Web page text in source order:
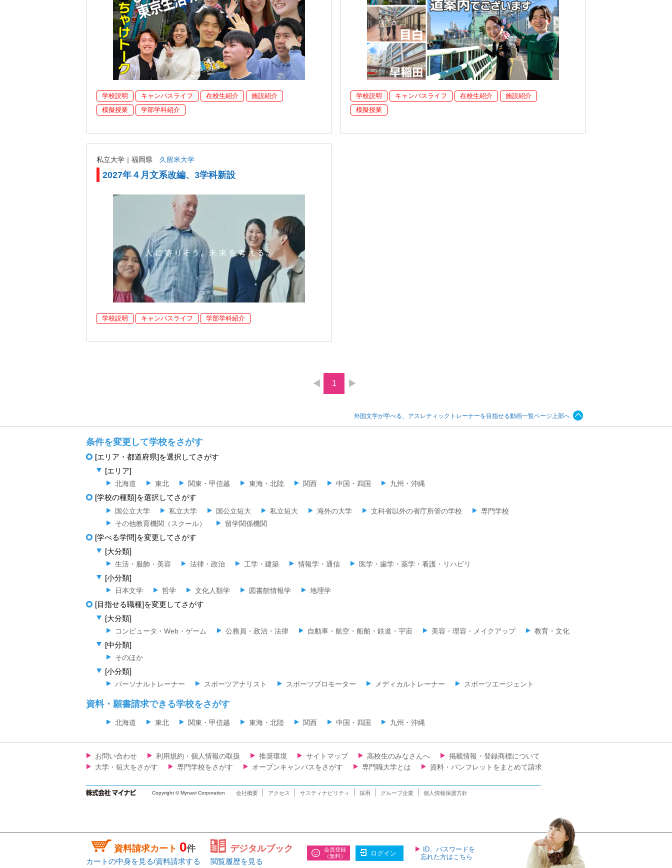
学校説明 キャンパスライフ 在校生紹介
施設紹介
模擬授業
学部学科紹介
学校説明 キャンパスライフ 在校生紹介
施設紹介
模擬授業
私立大学｜福岡県 久留米大学
2027年４月文系改編、3学科新設
学校説明 キャンパスライフ 学部学科紹介
1
外国文学が学べる、アスレティックトレーナーを目指せる動画一覧ページ上部へ
条件を変更して学校をさがす
[エリア・都道府県]を選択してさがす
[エリア]
北海道 東北 関東・甲信越 東海・北陸 関西 中国・四国 九州・沖縄
[学校の種類]を選択してさがす
国公立大学 私立大学 国公立短大 私立短大 海外の大学 文科省以外の省庁所管の学校
専門学校
その他教育機関（スクール）
留学関係機関
[学べる学問]を変更してさがす
[大分類]
生活・服飾・美容 法律・政治 工学・建築 情報学・通信 医学・歯学・薬学・看護・リハビリ
[小分類]
日本文学 哲学 文化人類学 図書館情報学 地理学
[目指せる職種]を変更してさがす
[大分類]
コンピュータ・Web・ゲーム 公務員・政治・法律 自動車・航空・船舶・鉄道・宇宙 美容・理容・メイクアップ 教育・文化
[中分類]
そのほか
[小分類]
パーソナルトレーナー スポーツアナリスト スポーツプロモーター メディカルトレーナー スポーツエージェント
資料・願書請求できる学校をさがす
北海道 東北 関東・甲信越 東海・北陸 関西 中国・四国 九州・沖縄
お問い合わせ 利用規約・個人情報の取扱 推奨環境 サイトマップ 高校生のみなさんへ
掲載情報・登録商標について
大学・短大をさがす
専門学校をさがす オープンキャンパスをさがす 専門職大学とは 資料・パンフレットをまとめて請求
Copyright © Mynavi Corporation 会社概要 アクセス サスティナビリティ 採用 グループ企業 個人情報保護方針
資料請求カート 0件
カートの中身を見る/資料請求する
デジタルブック
閲覧履歴を見る
会員登録
（無料）
ログイン
ID、パスワードを
忘れた方はこちら